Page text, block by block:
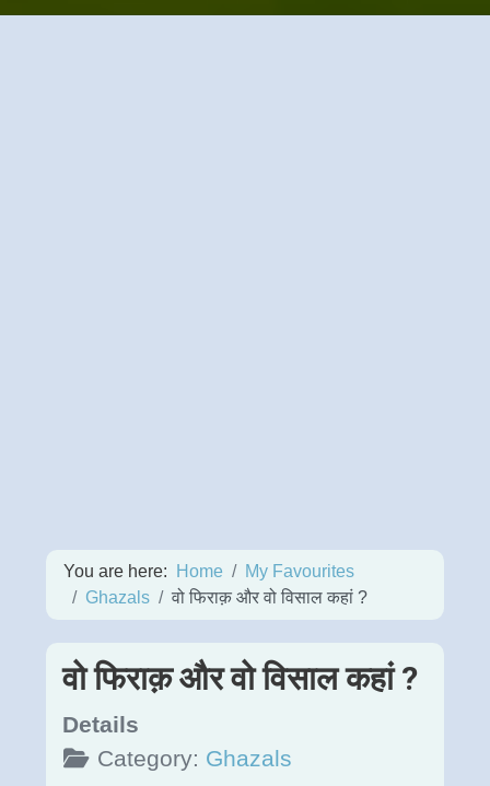
You are here: Home
My Favourites
Ghazals
वो फिराक़ और वो विसाल कहां ?
वो फिराक़ और वो विसाल कहां ?
Details
Category: Ghazals